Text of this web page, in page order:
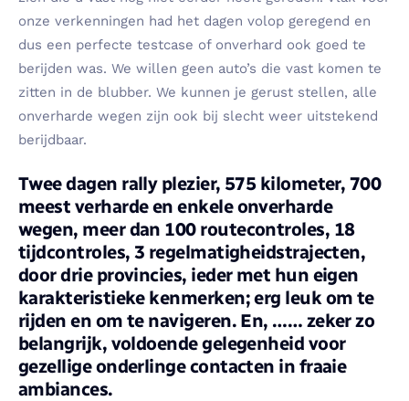
onze verkenningen had het dagen volop geregend en
dus een perfecte testcase of onverhard ook goed te
berijden was. We willen geen auto’s die vast komen te
zitten in de blubber. We kunnen je gerust stellen, alle
onverharde wegen zijn ook bij slecht weer uitstekend
berijdbaar.
Twee dagen rally plezier, 575 kilometer, 700
meest verharde en enkele onverharde
wegen, meer dan 100 routecontroles, 18
tijdcontroles, 3 regelmatigheidstrajecten,
door drie provincies, ieder met hun eigen
karakteristieke kenmerken; erg leuk om te
rijden en om te navigeren. En, …… zeker zo
belangrijk, voldoende gelegenheid voor
gezellige onderlinge contacten in fraaie
ambiances.